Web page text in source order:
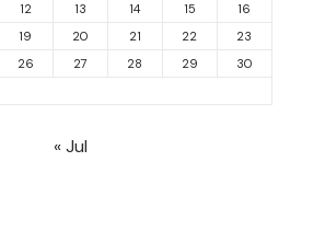
12 13 14 15
16
19 20 21 22
23
26 27 28 29
30
« Jul